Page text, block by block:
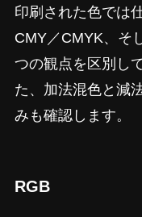
印刷された色では
CMY／CMYK、そ
つの観点を区別し
た、加法混色と減
みも確認します。
RGB